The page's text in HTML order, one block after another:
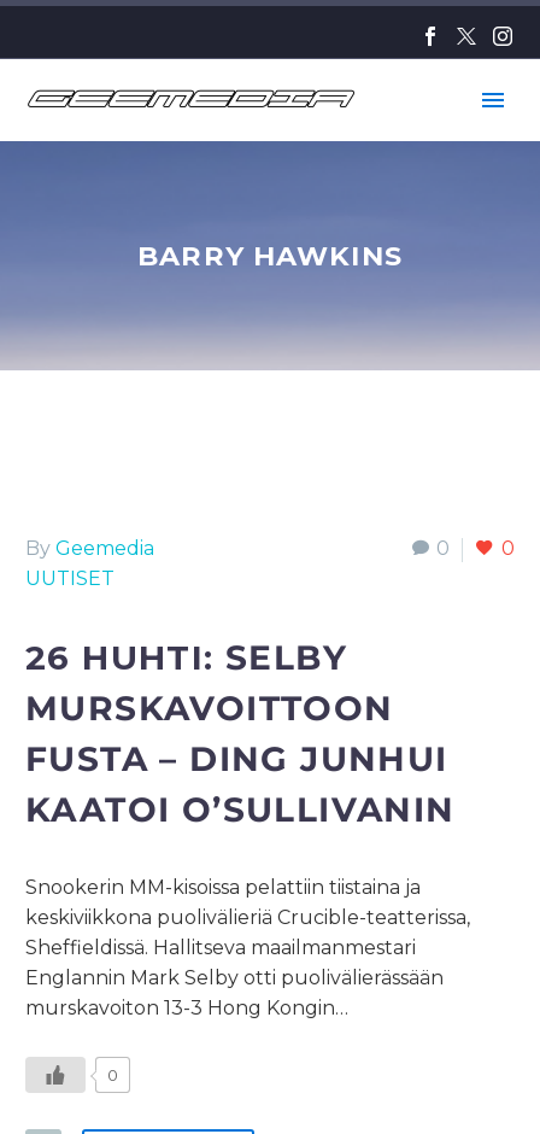
BARRY HAWKINS
0 0
By Geemedia
UUTISET
26 HUHTI: SELBY
MURSKAVOITTOON
FUSTA – DING JUNHUI
KAATOI O’SULLIVANIN
Snookerin MM-kisoissa pelattiin tiistaina ja
keskiviikkona puolivälieriä Crucible-teatterissa,
Sheffieldissä. Hallitseva maailmanmestari
Englannin Mark Selby otti puolivälierässään
murskavoiton 13-3 Hong Kongin…
0